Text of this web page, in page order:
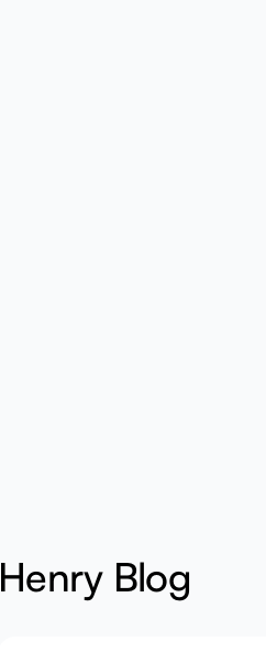
Henry Blog